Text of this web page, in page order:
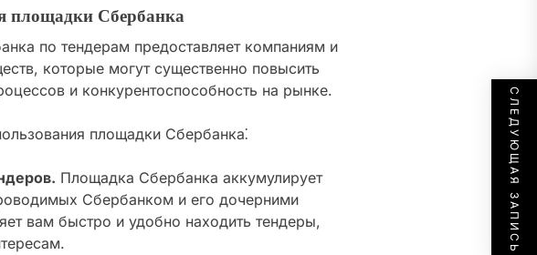
площадки Сбербанка
по тендерам предоставляет компаниям и
которые могут существенно повысить
и конкурентоспособность на рынке.
площадки Сбербанка⁚
Площадка Сбербанка аккумулирует
Сбербанком и его дочерними
вам быстро и удобно находить тендеры,
СЛЕДУЮЩАЯ ЗАПИСЬ